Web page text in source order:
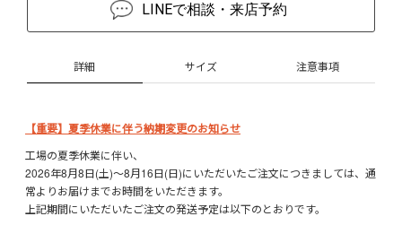
LINEで相談・来店予約
詳細 サイズ 注意事項
【重要】夏季休業に伴う納期変更のお知らせ
工場の夏季休業に伴い、
2026年8月8日(土)～8月16日(日)にいただいたご注文につきましては、通
常よりお届けまでお時間をいただきます。
上記期間にいただいたご注文の発送予定は以下のとおりです。